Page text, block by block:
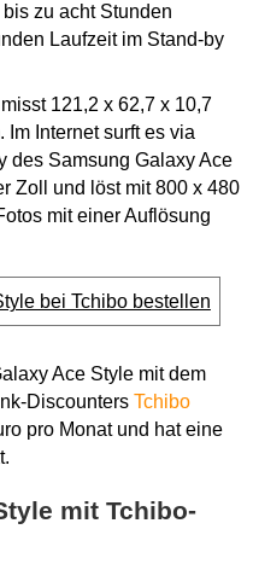
zu acht Stunden
Laufzeit im Stand-by
121,2 x 62,7 x 10,7
Im Internet surft es via
des Samsung Galaxy Ace
Zoll und löst mit 800 x 480
mit einer Auflösung
bei Tchibo bestellen
Ace Style mit dem
Discounters Tchibo
pro Monat und hat eine
mit Tchibo-